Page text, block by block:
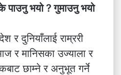
पाउनु भयो ? गुमाउनु भयो
र दुनियाँलाई राम्ररी
र मानिसका उज्याला र
छाम्ने र अनुभूत गर्ने